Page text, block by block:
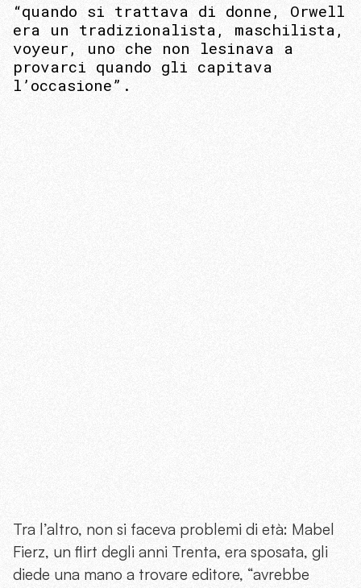
“quando si trattava di donne, Orwell
era un tradizionalista, maschilista,
voyeur, uno che non lesinava a
provarci quando gli capitava
l’occasione”.
Tra l’altro, non si faceva problemi di età: Mabel
Fierz, un flirt degli anni Trenta, era sposata, gli
diede una mano a trovare editore, “avrebbe